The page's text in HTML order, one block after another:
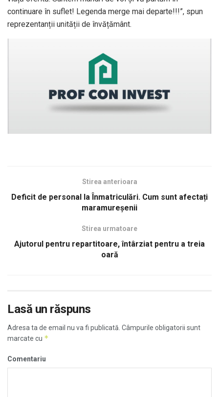
continuare în suflet! Legenda merge mai departe!!!”, spun
reprezentanții unității de învățământ.
Stirea anterioara
Deficit de personal la Înmatriculări. Cum sunt afectați
maramureșenii
Stirea urmatoare
Ajutorul pentru repartitoare, întârziat pentru a treia
oară
Lasă un răspuns
Adresa ta de email nu va fi publicată. Câmpurile obligatorii sunt
marcate cu *
Comentariu